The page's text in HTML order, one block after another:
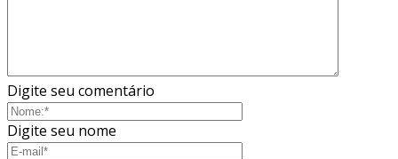
Digite seu comentário
Digite seu nome